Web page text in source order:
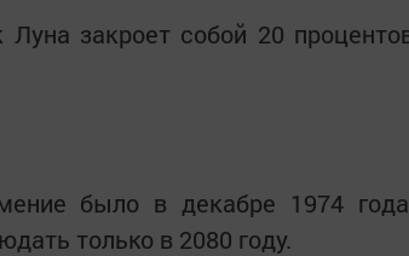
закроет собой 20
было в декабре 1974
только в 2080 году.